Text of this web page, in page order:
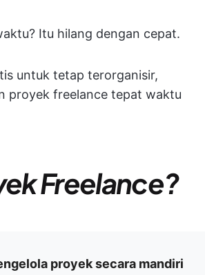
Itu hilang dengan cepat.
untuk tetap terorganisir,
proyek freelance tepat waktu
Freelance?
proyek secara mandiri